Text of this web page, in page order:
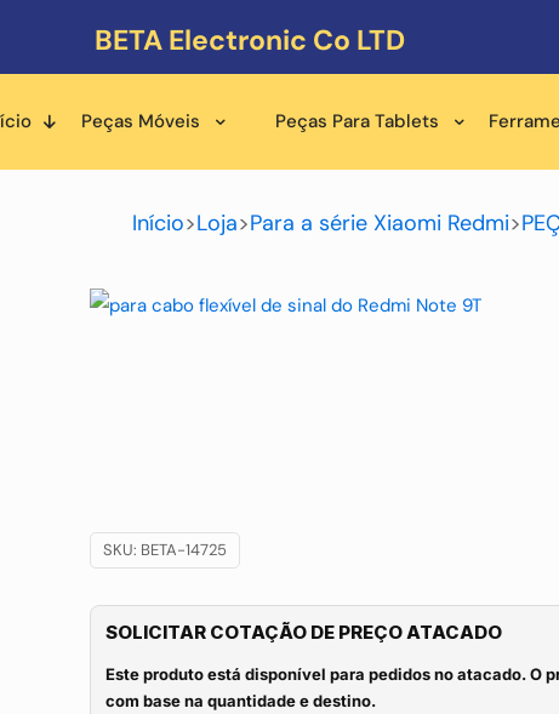
BETA Electronic Co LTD
Peças Móveis Peças Para Tablets
Início>Loja>Para a série Xiaomi Redmi>
SKU: BETA-14725
SOLICITAR COTAÇÃO DE PREÇO ATACADO
Este produto está disponível para pedidos no atacado. O
com base na quantidade e destino.